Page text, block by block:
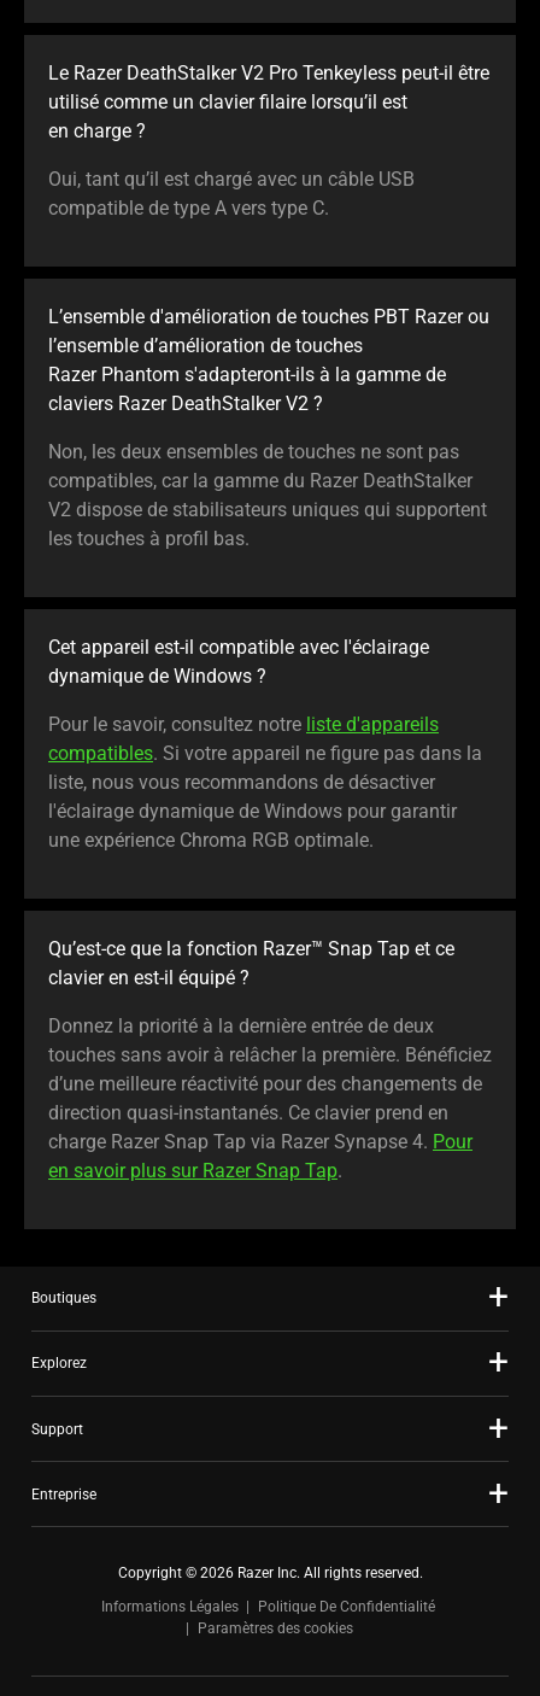
Le Razer DeathStalker V2 Pro Tenkeyless peut-il être
utilisé comme un clavier filaire lorsqu’il est
en charge ?
Oui, tant qu’il est chargé avec un câble USB
compatible de type A vers type C.
L’ensemble d'amélioration de touches PBT Razer ou
l’ensemble d’amélioration de touches
Razer Phantom s'adapteront-ils à la gamme de
claviers Razer DeathStalker V2 ?
Non, les deux ensembles de touches ne sont pas
compatibles, car la gamme du Razer DeathStalker
V2 dispose de stabilisateurs uniques qui supportent
les touches à profil bas.
Cet appareil est-il compatible avec l'éclairage
dynamique de Windows ?
Pour le savoir, consultez notre liste d'appareils
compatibles. Si votre appareil ne figure pas dans la
liste, nous vous recommandons de désactiver
l'éclairage dynamique de Windows pour garantir
une expérience Chroma RGB optimale.
Qu’est-ce que la fonction Razer™ Snap Tap et ce
clavier en est-il équipé ?
Donnez la priorité à la dernière entrée de deux
touches sans avoir à relâcher la première. Bénéficiez
d’une meilleure réactivité pour des changements de
direction quasi-instantanés. Ce clavier prend en
charge Razer Snap Tap via Razer Synapse 4. Pour
en savoir plus sur Razer Snap Tap.
Boutiques
Explorez
Support
Entreprise
Copyright © 2026 Razer Inc. All rights reserved.
Informations Légales
Politique De Confidentialité
Paramètres des cookies